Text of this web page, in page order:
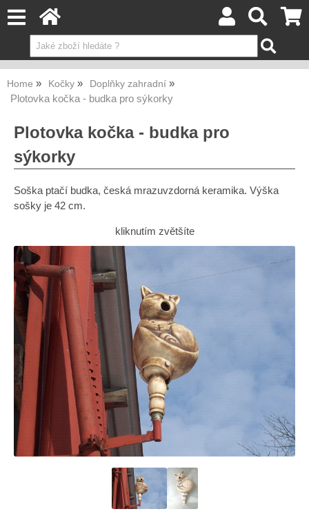
Home Kočky Doplňky zahradní
Plotovka kočka - budka pro sýkorky
Plotovka kočka - budka pro
sýkorky
Soška ptačí budka, česká mrazuvzdorná keramika. Výška
sošky je 42 cm.
kliknutím zvětšíte